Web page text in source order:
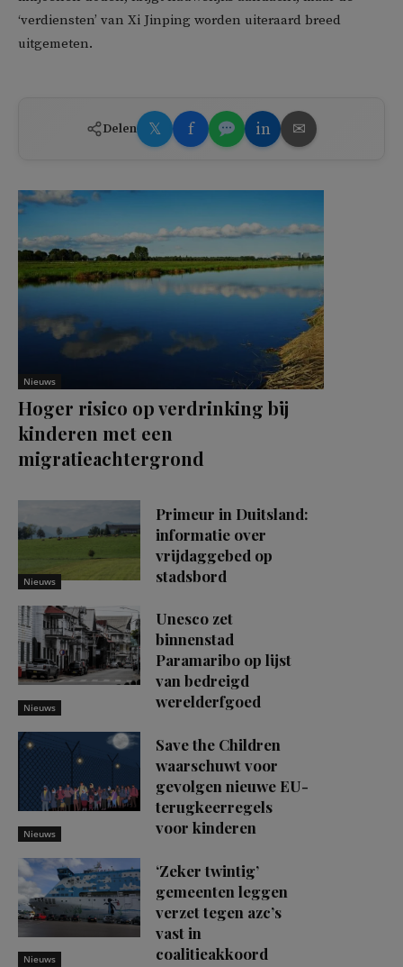
‘verdiensten’ van Xi Jinping worden uiteraard breed
uitgemeten.
Delen 𝕏 f in ✉
Nieuws
Hoger risico op verdrinking bij
kinderen met een
migratieachtergrond
Nieuws
Primeur in Duitsland:
informatie over
vrijdaggebed op
stadsbord
Nieuws
Unesco zet
binnenstad
Paramaribo op lijst
van bedreigd
werelderfgoed
Nieuws
Save the Children
waarschuwt voor
gevolgen nieuwe EU-
terugkeerregels
voor kinderen
Nieuws
‘Zeker twintig’
gemeenten leggen
verzet tegen azc’s
vast in
coalitieakkoord